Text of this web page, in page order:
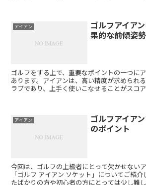
アイアン
ゴルフアイア
果的な前傾姿
ゴルフをする上で、重要なポイントの一つに
あります。アイアンは、高い精度が求められ
ラブであり、上手く使いこなせることがスコ
アイアン
ゴルフアイア
のポイント
今回は、ゴルフの上級者にとって欠かせない
「ゴルフ アイアン ソケット」についてご紹
たばかりの方や初心者の方にとっては少し難